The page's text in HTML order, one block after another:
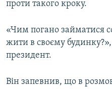
проти такого кроку.
«Чим погано займатися
жити в своєму будинку?»,
президент.
Він запевнив, що в